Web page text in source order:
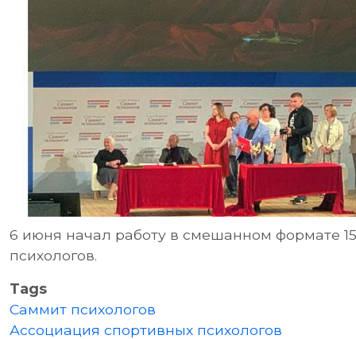
6 июня начал работу в смешанном формате
психологов.
Tags
Саммит психологов
Ассоциация спортивных психологов